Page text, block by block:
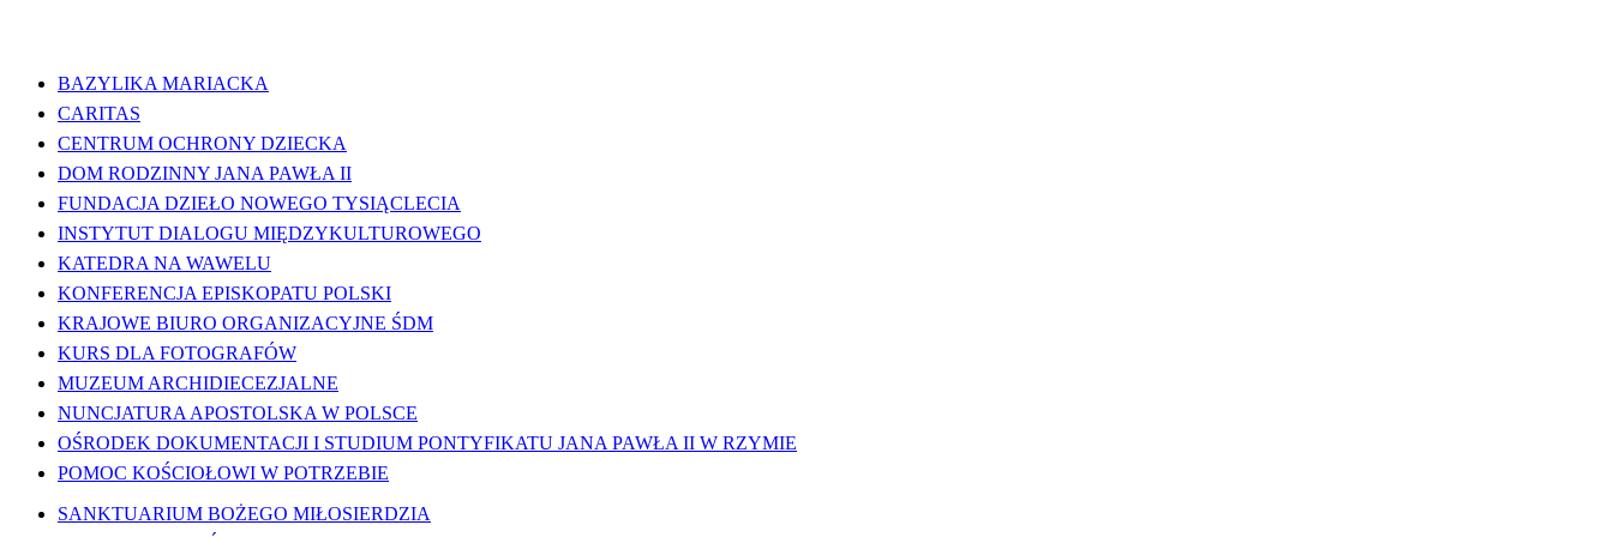
BAZYLIKA MARIACKA
CARITAS
CENTRUM OCHRONY DZIECKA
DOM RODZINNY JANA PAWŁA II
FUNDACJA DZIEŁO NOWEGO TYSIĄCLECIA
INSTYTUT DIALOGU MIĘDZYKULTUROWEGO
KATEDRA NA WAWELU
KONFERENCJA EPISKOPATU POLSKI
KRAJOWE BIURO ORGANIZACYJNE ŚDM
KURS DLA FOTOGRAFÓW
MUZEUM ARCHIDIECEZJALNE
NUNCJATURA APOSTOLSKA W POLSCE
OŚRODEK DOKUMENTACJI I STUDIUM PONTYFIKATU JANA PAWŁA II W RZYMIE
POMOC KOŚCIOŁOWI W POTRZEBIE
SANKTUARIUM BOŻEGO MIŁOSIERDZIA